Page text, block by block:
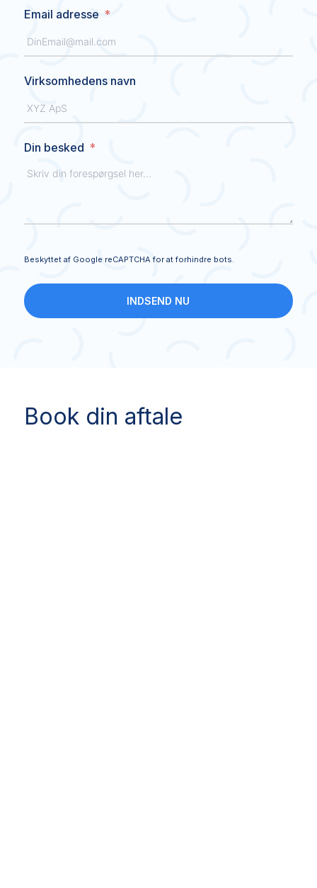
Email adresse
Virksomhedens navn
Din besked
Beskyttet af Google reCAPTCHA for at forhindre bots.
INDSEND NU
Book din aftale